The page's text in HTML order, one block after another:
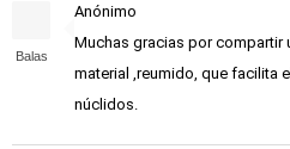
Balas
Anónimo
Muchas gracias por compartir
material ,reumido, que facilita
núclidos.